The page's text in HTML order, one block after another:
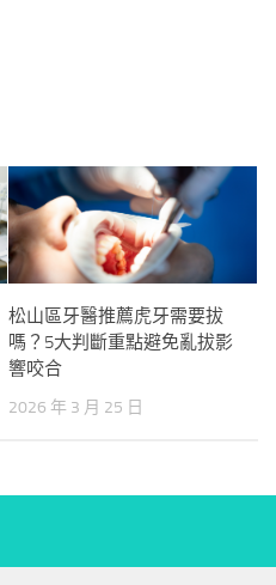
松山區牙醫推薦虎牙需要拔
嗎？5大判斷重點避免亂拔影
響咬合
2026 年 3 月 25 日